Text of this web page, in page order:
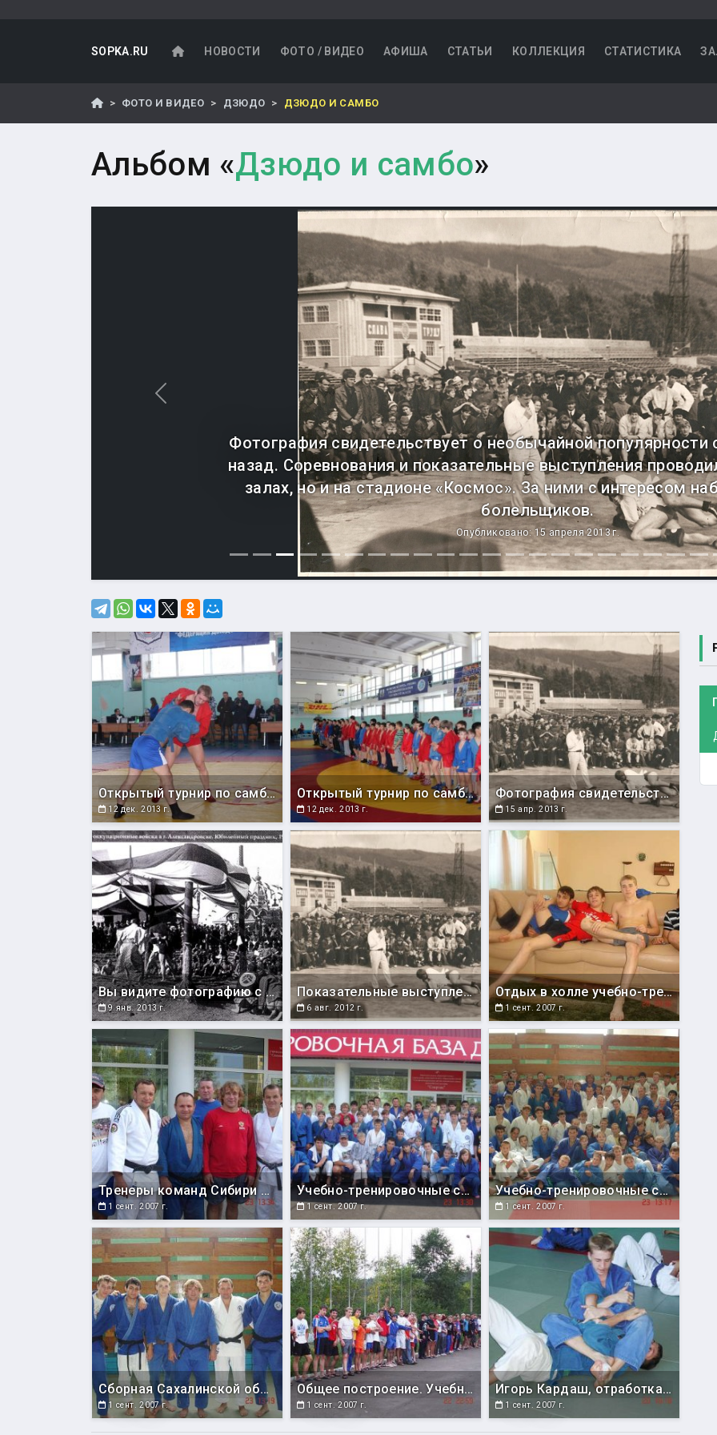
SOPKA.RU НОВОСТИ ФОТО / ВИДЕО АФИША СТАТЬИ КОЛЛЕКЦИЯ СТАТИСТИКА
ФОТО И ВИДЕО ДЗЮДО ДЗЮДО И САМБО
Альбом «Дзюдо и самбо»
Фотография свидетельствует о необычайной популярности
назад. Соревнования и показательные выступления
залах, но и на стадионе «Космос». За ними с интересом
болельщиков.
Опубликовано: 15 апреля 2013 г.
Назад
Открытый турнир по самбо, посвященный памяти сотрудников силовых структур, погибших при исполнении служебных обязанностей (Южно-Сахалинск, 07.12.2013).
12 дек. 2013 г.
Открытый турнир по самбо, посвященный памяти сотрудников силовых структур, погибших при исполнении служебных обязанностей (Южно-Сахалинск, 07.12.2013).
12 дек. 2013 г.
Фотография свидетельствует о необычайной популярности самбо сорок лет назад. Соревнования и показательные выступления проводились не только в залах, но и на стадионе «Космос». За ними с интересом наблюдали сотни болельщиков.
15 апр. 2013 г.
Вы видите фотографию с первых соревнований по дзюдо на Сахалине. Состоялись они в 1922 году в городе Ако. Так японцы называли оккупированный ими Александровск. Состязания проходят на фоне главного православного храма Сахалина Покровского на улице Николаевской.
9 янв. 2013 г.
Показательные выступления на стадионе "Космос". Начало 1970-х годов.
6 авг. 2012 г.
Отдых в холле учебно-тренировочной базы «Спартак», г. Братск (Иркутская область)
1 сент. 2007 г.
Тренеры команд Сибири и Дальнего Востока со старшим тренером сборной России по дзюдо С.М.Космыниным (в красной футболке)
1 сент. 2007 г.
Учебно-тренировочные сборы (г.Братск, Иркутская область.)
1 сент. 2007 г.
Учебно-тренировочные сборы (г.Братск, Иркутская область.)
1 сент. 2007 г.
Сборная Сахалинской области по дзюдо со старшим тренером сборной России С. М. Космыниным и тренером Сахалинской федерации дзюдо и самбо В. И. Кардаш (г. Братск, Иркутская обл.)
1 сент. 2007 г.
Общее построение. Учебно-тренировочные сборы (г.Братск, Иркутская область)
1 сент. 2007 г.
Игорь Кардаш, отработка в партере (г.Братск, Иркутская область)
1 сент. 2007 г.